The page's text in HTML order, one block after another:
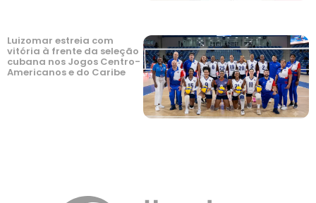
Luizomar estreia com
vitória à frente da seleção
cubana nos Jogos Centro-
Americanos e do Caribe